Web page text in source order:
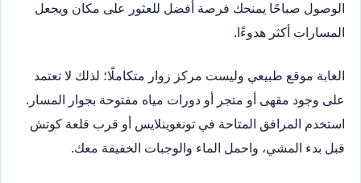
الوصول صباحًا يمنحك فرصة أفضل للعثور على مكان ويجعل
المسارات أكثر هدوءًا.
الغابة موقع طبيعي وليست مركز زوار متكاملًا؛ لذلك لا تعتمد
على وجود مقهى أو متجر أو دورات مياه مفتوحة بجوار المسار.
استخدم المرافق المتاحة في تونغوينلايس أو قرب قلعة كوتش
قبل بدء المشي، واحمل الماء والوجبات الخفيفة معك.